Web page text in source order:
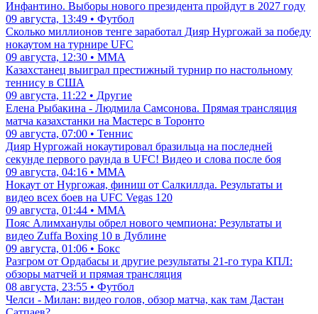
Инфантино. Выборы нового президента пройдут в 2027 году
09 августа, 13:49 • Футбол
Сколько миллионов тенге заработал Дияр Нургожай за победу
нокаутом на турнире UFC
09 августа, 12:30 • ММА
Казахстанец выиграл престижный турнир по настольному
теннису в США
09 августа, 11:22 • Другие
Елена Рыбакина - Людмила Самсонова. Прямая трансляция
матча казахстанки на Мастерс в Торонто
09 августа, 07:00 • Теннис
Дияр Нургожай нокаутировал бразильца на последней
секунде первого раунда в UFC! Видео и слова после боя
09 августа, 04:16 • ММА
Нокаут от Нургожая, финиш от Салкиллда. Результаты и
видео всех боев на UFC Vegas 120
09 августа, 01:44 • ММА
Пояс Алимханулы обрел нового чемпиона: Результаты и
видео Zuffa Boxing 10 в Дублине
09 августа, 01:06 • Бокс
Разгром от Ордабасы и другие результаты 21-го тура КПЛ:
обзоры матчей и прямая трансляция
08 августа, 23:55 • Футбол
Челси - Милан: видео голов, обзор матча, как там Дастан